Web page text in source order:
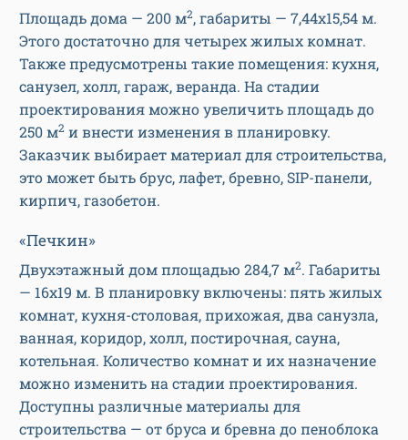
Площадь дома — 200 м2, габариты — 7,44х15,54 м.
Этого достаточно для четырех жилых комнат.
Также предусмотрены такие помещения: кухня,
санузел, холл, гараж, веранда. На стадии
проектирования можно увеличить площадь до
250 м2 и внести изменения в планировку.
Заказчик выбирает материал для строительства,
это может быть брус, лафет, бревно, SIP-панели,
кирпич, газобетон.
«Печкин»
Двухэтажный дом площадью 284,7 м2. Габариты
— 16х19 м. В планировку включены: пять жилых
комнат, кухня-столовая, прихожая, два санузла,
ванная, коридор, холл, постирочная, сауна,
котельная. Количество комнат и их назначение
можно изменить на стадии проектирования.
Доступны различные материалы для
строительства — от бруса и бревна до пеноблока